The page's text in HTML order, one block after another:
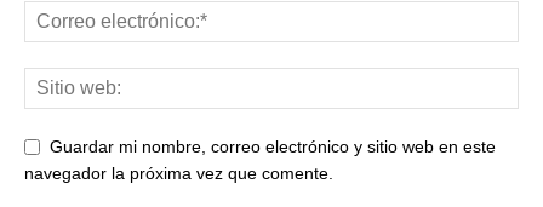
Guardar mi nombre, correo electrónico y sitio web en este
navegador la próxima vez que comente.